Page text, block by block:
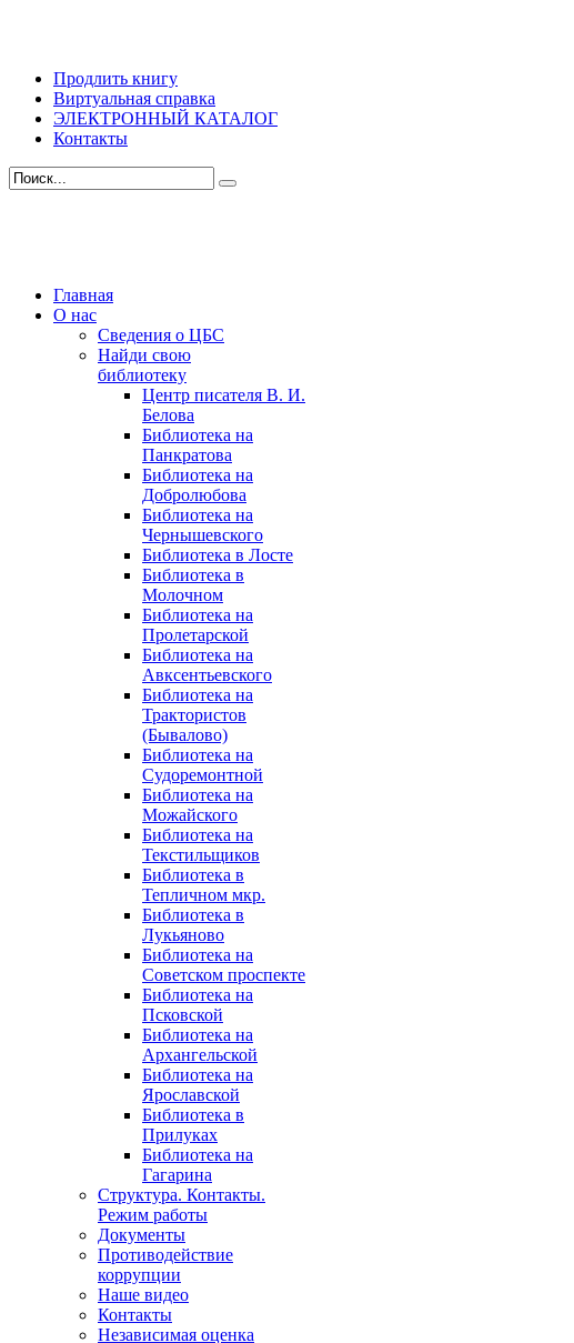
Продлить книгу
Виртуальная справка
ЭЛЕКТРОННЫЙ КАТАЛОГ
Контакты
Главная
О нас
Сведения о ЦБС
Найди свою
библиотеку
Центр писателя В. И.
Белова
Библиотека на
Панкратова
Библиотека на
Добролюбова
Библиотека на
Чернышевского
Библиотека в Лосте
Библиотека в
Молочном
Библиотека на
Пролетарской
Библиотека на
Авксентьевского
Библиотека на
Трактористов
(Бывалово)
Библиотека на
Судоремонтной
Библиотека на
Можайского
Библиотека на
Текстильщиков
Библиотека в
Тепличном мкр.
Библиотека в
Лукьяново
Библиотека на
Советском проспекте
Библиотека на
Псковской
Библиотека на
Архангельской
Библиотека на
Ярославской
Библиотека в
Прилуках
Библиотека на
Гагарина
Структура. Контакты.
Режим работы
Документы
Противодействие
коррупции
Наше видео
Контакты
Независимая оценка